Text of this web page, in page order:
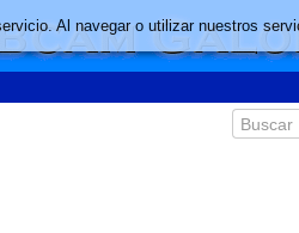
Al navegar o utilizar nuestros